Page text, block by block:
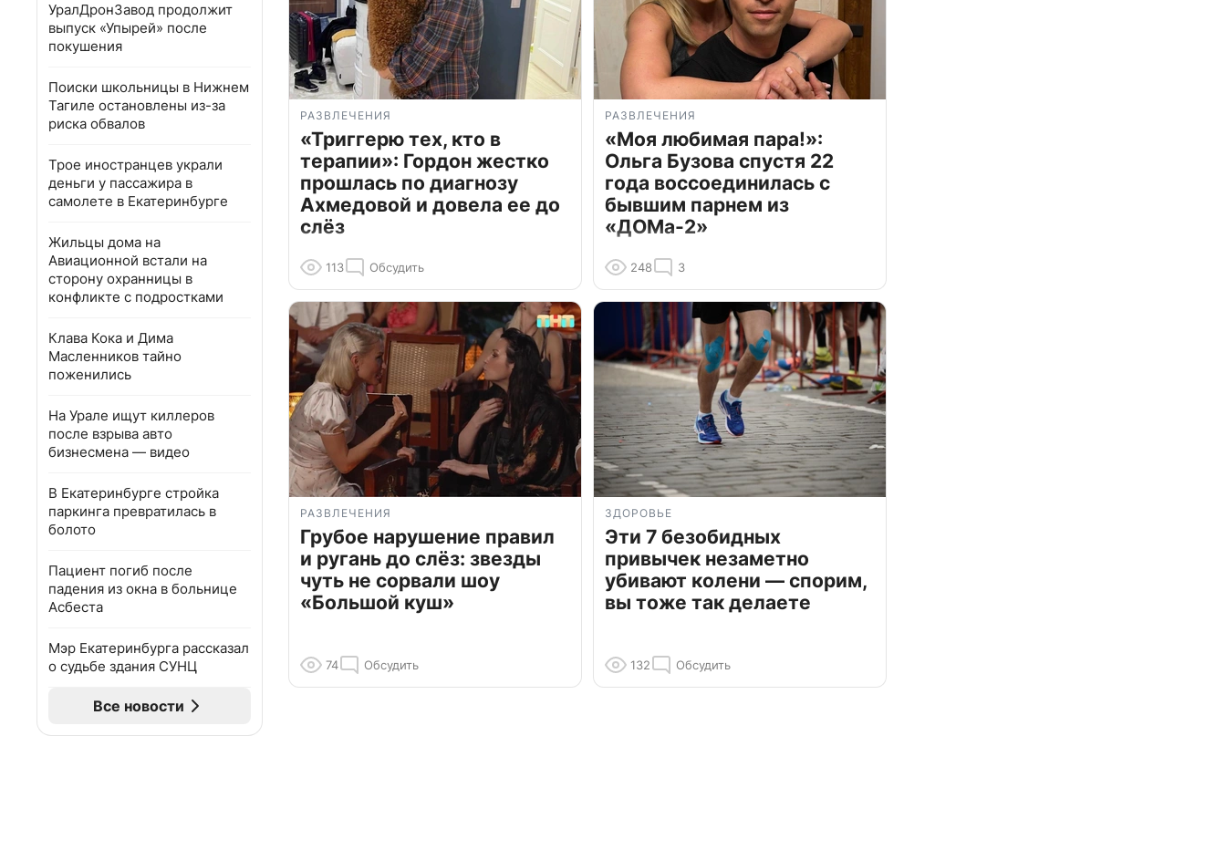
УралДронЗавод продолжит
выпуск «Упырей» после
покушения
Поиски школьницы в Нижнем
Тагиле остановлены из-за
риска обвалов
Трое иностранцев украли
деньги у пассажира в
самолете в Екатеринбурге
Жильцы дома на
Авиационной встали на
сторону охранницы в
конфликте с подростками
Клава Кока и Дима
Масленников тайно
поженились
На Урале ищут киллеров
после взрыва авто
бизнесмена — видео
В Екатеринбурге стройка
паркинга превратилась в
болото
Пациент погиб после
падения из окна в больнице
Асбеста
Мэр Екатеринбурга рассказал
о судьбе здания СУНЦ
Все новости
РАЗВЛЕЧЕНИЯ
«Триггерю тех, кто в
терапии»: Гордон жестко
прошлась по диагнозу
Ахмедовой и довела ее до
слёз
113 Обсудить
РАЗВЛЕЧЕНИЯ
«Моя любимая пара!»:
Ольга Бузова спустя 22
года воссоединилась с
бывшим парнем из
«ДОМа-2»
248 3
РАЗВЛЕЧЕНИЯ
Грубое нарушение правил
и ругань до слёз: звезды
чуть не сорвали шоу
«Большой куш»
74 Обсудить
ЗДОРОВЬЕ
Эти 7 безобидных
привычек незаметно
убивают колени — спорим,
вы тоже так делаете
132 Обсудить